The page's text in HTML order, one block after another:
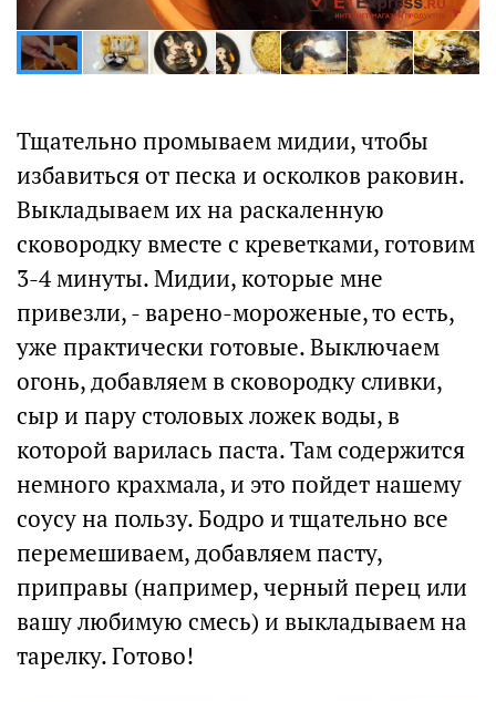
Тщательно промываем мидии, чтобы
избавиться от песка и осколков раковин.
Выкладываем их на раскаленную
сковородку вместе с креветками, готовим
3-4 минуты. Мидии, которые мне
привезли, - варено-мороженые, то есть,
уже практически готовые. Выключаем
огонь, добавляем в сковородку сливки,
сыр и пару столовых ложек воды, в
которой варилась паста. Там содержится
немного крахмала, и это пойдет нашему
соусу на пользу. Бодро и тщательно все
перемешиваем, добавляем пасту,
приправы (например, черный перец или
вашу любимую смесь) и выкладываем на
тарелку. Готово!